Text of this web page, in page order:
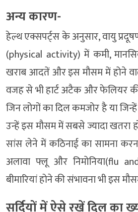
अन्य कारण-
हेल्थ एक्सपर्ट्स के अनुसार, वायु
(physical activity) में कमी,
खराब आदतें और इस मौसम में होने
वजह से भी हार्ट अटैक और फेलियर
जिन लोगों का दिल कमजोर है या
उन्हें इस मौसम में सबसे ज्यादा खतरा
सांस लेने में कठिनाई का सामना
अलावा फ्लू और निमोनिया(flu
बीमारियां होने की संभावना भी इस
सर्दियों में ऐसे रखें दिल का